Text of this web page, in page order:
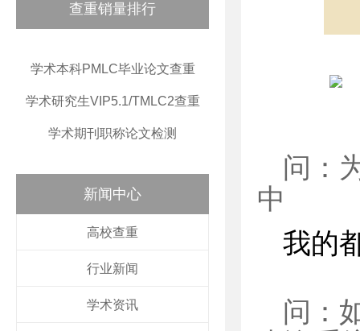
查重销量排行
学术本科PMLC毕业论文查重
学术研究生VIP5.1/TMLC2查重
学术期刊职称论文检测
新闻中心
高校查重
行业新闻
学术资讯
问：
中
我的
问：